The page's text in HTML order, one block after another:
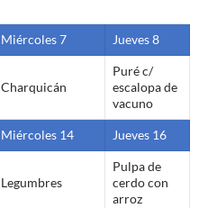
Miércoles 7 Jueves 8
Charquicán
Puré c/
escalopa de
vacuno
Miércoles 14 Jueves 16
Legumbres
Pulpa de
cerdo con
arroz